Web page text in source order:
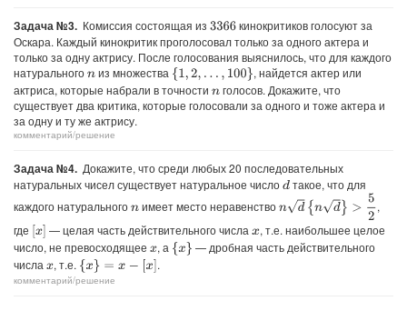
Задача №3. Комиссия состоящая из 3366 кинокритиков голосуют за
Оскара. Каждый кинокритик проголосовал только за одного актера и
только за одну актрису. После голосования выяснилось, что для каждого
натуральногоnиз множества {1,2,… , 100 }
, найдется актер или
актриса, которые набрали в точности nголосов. Докажите, что
существует два критика, которые голосовали за одного и тоже актера и
за одну и ту же актрису.
комментарий/решение
Задача №4. Докажите, что среди любых 20 последовательных
натуральных чисел существует натуральное числоdтакое, что для
каждого натуральногоnимеет место неравенство nd }>
,
где x] — целая часть действительного числаx, т.е. наибольшее целое
число, не превосходящее x, а {x}
— дробная часть действительного
числа x, т.е. {x}=x −[x] .
комментарий/решение